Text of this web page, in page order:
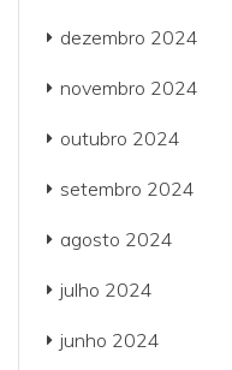
dezembro 2024
novembro 2024
outubro 2024
setembro 2024
agosto 2024
julho 2024
junho 2024